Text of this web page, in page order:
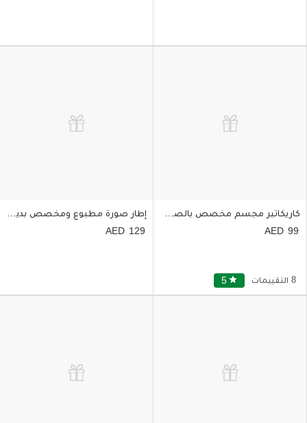
كاريكاتير مجسم مخصص بالصورة الشخصية للكريسماس
99
5 star 8 التقييمات
إطار صورة مطبوع ومخصص بديكور الكريسماس
129